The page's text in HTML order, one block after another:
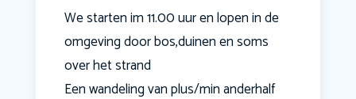
We starten im 11.00 uur en lopen in de
omgeving door bos,duinen en soms
over het strand
Een wandeling van plus/min anderhalf